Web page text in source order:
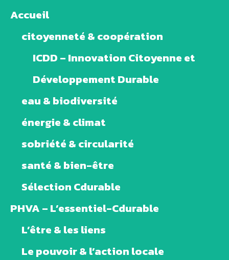
Accueil
citoyenneté & coopération
ICDD – Innovation Citoyenne et
Développement Durable
eau & biodiversité
énergie & climat
sobriété & circularité
santé & bien-être
Sélection Cdurable
PHVA – L’essentiel-Cdurable
L’être & les liens
Le pouvoir & l’action locale